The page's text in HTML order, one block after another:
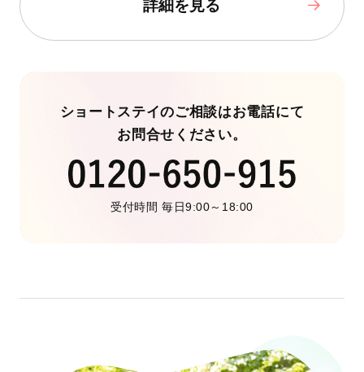
詳細を見る
ショートステイのご相談はお電話にて
お問合せください。
受付時間 毎日9:00～18:00